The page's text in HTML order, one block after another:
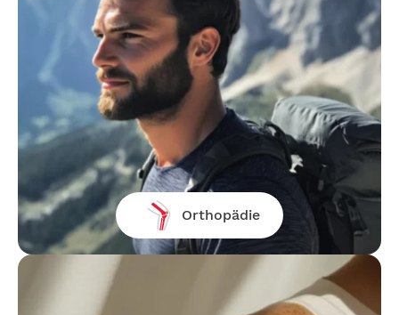
Orthopädie